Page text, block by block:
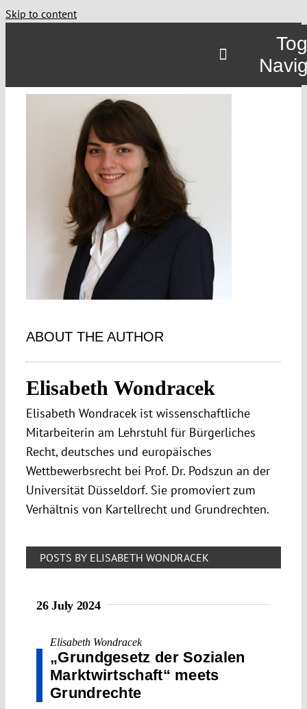
Skip to content
ABOUT THE AUTHOR
Elisabeth Wondracek
Elisabeth Wondracek ist wissenschaftliche
Mitarbeiterin am Lehrstuhl für Bürgerliches
Recht, deutsches und europäisches
Wettbewerbsrecht bei Prof. Dr. Podszun an der
Universität Düsseldorf. Sie promoviert zum
Verhältnis von Kartellrecht und Grundrechten.
POSTS BY ELISABETH WONDRACEK
26 July 2024
Elisabeth Wondracek
„Grundgesetz der Sozialen
Marktwirtschaft“ meets
Grundrechte